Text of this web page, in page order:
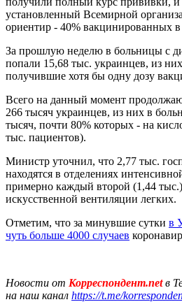
установленный Всемирной
ориентир - 40% вакцинированных в
За прошлую неделю в больницы с
попали 15,68 тыс. украинцев, из
получившие хотя бы одну дозу
Всего на данный момент
266 тысяч украинцев, из них в
тысяч, почти 80% которых - на
тыс. пациентов).
Министр уточнил, что 2,77 тыс.
находятся в отделениях
примерно каждый второй (1,44
искусственной вентиляции легких.
Отметим, что за минувшие сутки в
чуть больше 4000 случаев
Новости от Корреспондент.netв
на наш канал https://t.me/